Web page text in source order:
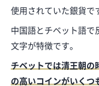
使用されていた銀貨で
中国語とチベット語で
文字が特徴です。
チベットでは清王朝の
の高いコインがいくつ